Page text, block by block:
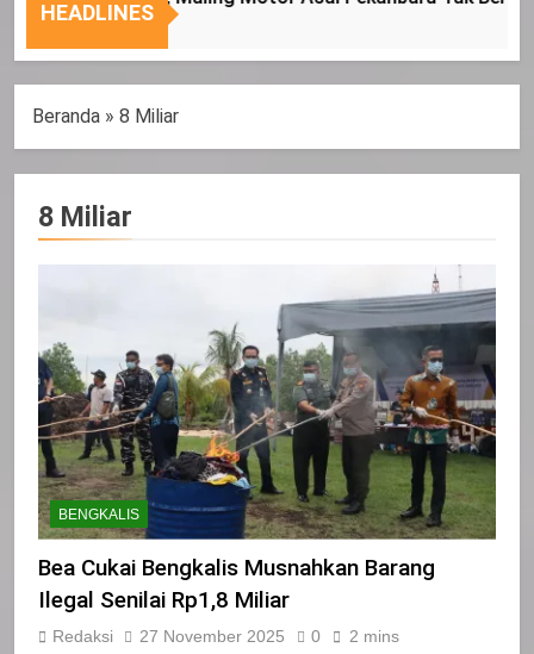
Nasional
Tepat
HEADLINES
Beranda » 8 Miliar
8 Miliar
BENGKALIS
Bea Cukai Bengkalis Musnahkan Barang
Ilegal Senilai Rp1,8 Miliar
Redaksi 27 November 2025 0 2 mins